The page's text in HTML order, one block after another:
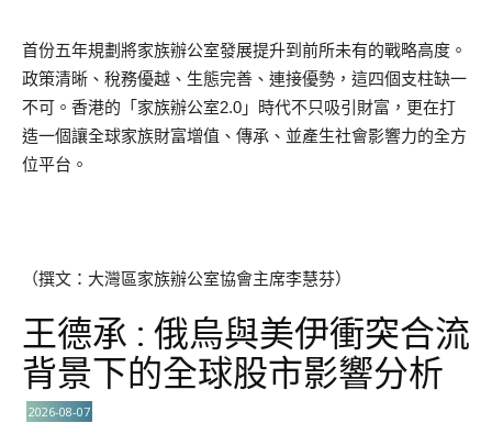
首份五年規劃將家族辦公室發展提升到前所未有的戰略高度。
政策清晰、稅務優越、生態完善、連接優勢，這四個支柱缺一
不可。香港的「家族辦公室2.0」時代不只吸引財富，更在打
造一個讓全球家族財富增值、傳承、並產生社會影響力的全方
位平台。
（撰文：大灣區家族辦公室協會主席李慧芬）
王德承 : 俄烏與美伊衝突合流
背景下的全球股市影響分析
2026-08-07